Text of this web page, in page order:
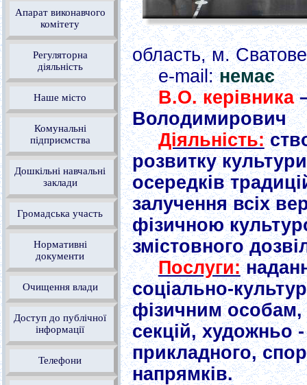
Апарат виконавчого
комітету
Регуляторна
діяльність
Наше місто
Комунальні
підприємства
Дошкільні навчальні
заклади
Громадська участь
Нормативні
документи
Очищення влади
Доступ до публічної
інформації
Телефони
область, м.
е-mail:немає
В.О. керівника
Володимирович
Діяльність:
розвитку
осередків
залучення всіх
фізичною
змістовного
Послуги:
соціально-
фізичним особам,
секцій, художньо
прикладного,
напрямків.